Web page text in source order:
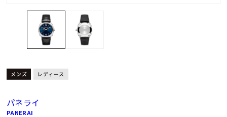
メンズ レディース
パネライ
PANERAI